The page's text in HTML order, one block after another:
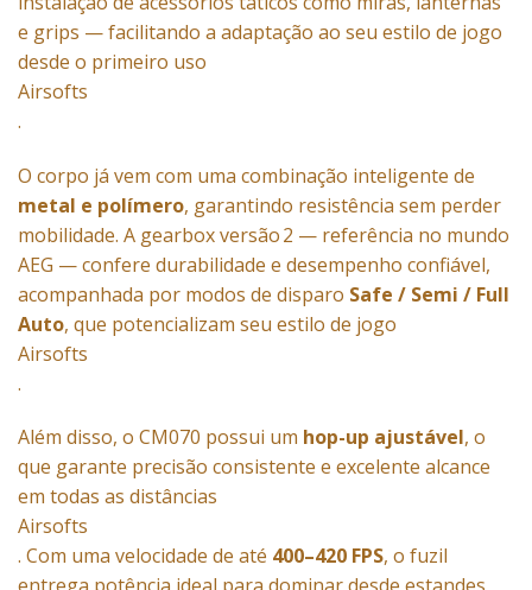
e grips — facilitando a adaptação ao seu estilo de jogo
desde o primeiro uso
Airsofts
.
O corpo já vem com uma combinação inteligente de
metal e polímero, garantindo resistência sem perder
mobilidade. A gearbox versão 2 — referência no mundo
AEG — confere durabilidade e desempenho confiável,
acompanhada por modos de disparo Safe / Semi / Full
Auto, que potencializam seu estilo de jogo
Airsofts
.
Além disso, o CM070 possui um hop-up ajustável, o
que garante precisão consistente e excelente alcance
em todas as distâncias
Airsofts
. Com uma velocidade de até 400–420 FPS, o fuzil